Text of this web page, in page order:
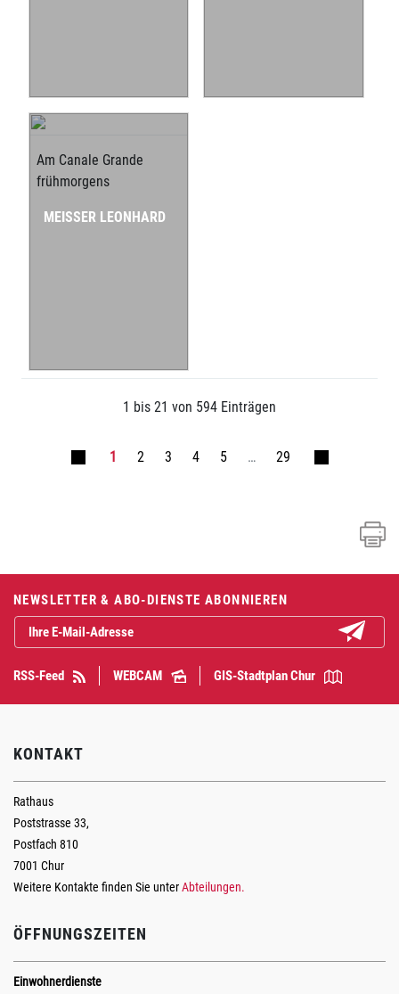
Am Canale Grande
frühmorgens
MEISSER LEONHARD
1 bis 21 von 594 Einträgen
1 2 3 4 5 … 29
Fusszeile
NEWSLETTER & ABO-DIENSTE ABONNIEREN
RSS-Feed WEBCAM GIS-Stadtplan Chur
KONTAKT
Rathaus
Poststrasse 33,
Postfach 810
7001 Chur
Weitere Kontakte finden Sie unterAbteilungen.
ÖFFNUNGSZEITEN
Einwohnerdienste